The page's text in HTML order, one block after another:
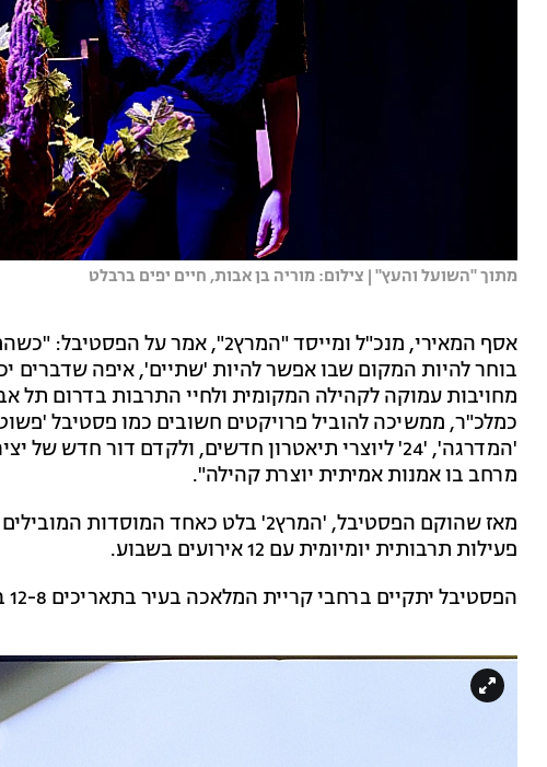
מתוך "השועל והעץ" | צילום: מוריה בן אבות, חיים יפים ברבלט
בוחר להיות המקום שבו אפשר להיות 'שתיים', איפה שדברים
מחויבות עמוקה לקהילה המקומית ולחיי התרבות בדרום תל
כמלכ"ר, ממשיכה להוביל פרויקטים חשובים כמו פסטיבל
מרחב בו אמנות אמיתית יוצרת קהילה".
מאז שהוקם הפסטיבל, 'המרץ2' בלט כאחד
פעילות תרבותית יומיומית עם 12 אירועים בשבוע.
הפסטיבל יתקיים ברחבי קריית המלאכה בעיר בתאריכים 12-8 באוקטובר.